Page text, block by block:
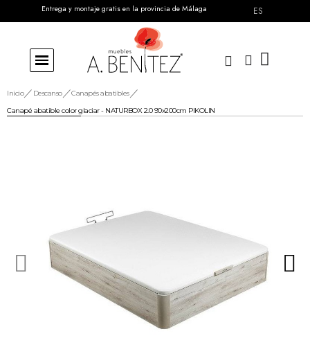
Entrega y montaje gratis en la provincia de Málaga ES
Inicio Descanso
Canapés abatibles
Canapé abatible color glaciar - NATURBOX 2.0 90x200cm PIKOLIN